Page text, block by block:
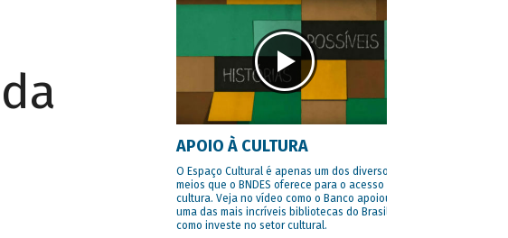
APOIO À CULTURA
O Espaço Cultural é apenas um dos diversos
meios que o BNDES oferece para o acesso à
cultura. Veja no vídeo como o Banco apoiou
uma das mais incríveis bibliotecas do Brasil e
como investe no setor cultural.